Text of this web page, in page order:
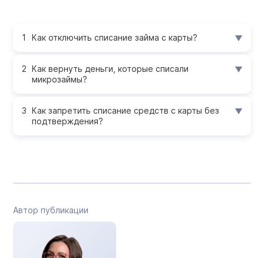
Как отключить списание займа с карты?
Как вернуть деньги, которые списали
микрозаймы?
Как запретить списание средств с карты без
подтверждения?
Автор публикации